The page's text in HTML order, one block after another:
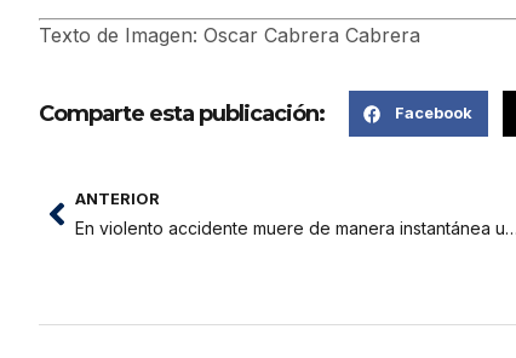
Texto de Imagen: Oscar Cabrera Cabrera
Comparte esta publicación: Facebook
ANTERIOR
En violento accidente muere de manera instantánea un motociclista